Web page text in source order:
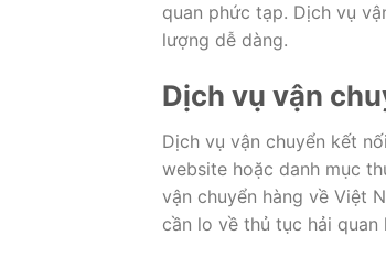
quan phức tạp. Dịch vụ
lượng dễ dàng.
Dịch vụ vận
Dịch vụ vận chuyển kết
website hoặc danh mục
vận chuyển hàng về Việt
cần lo về thủ tục hải